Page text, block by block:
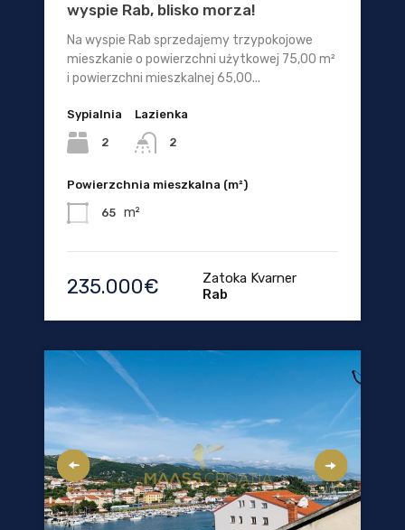
wyspie Rab, blisko morza!
Na wyspie Rab sprzedajemy trzypokojowe
mieszkanie o powierzchni użytkowej 75,00 m²
i powierzchni mieszkalnej 65,00...
Sypialnia
2
Lazienka
2
Powierzchnia mieszkalna (m²)
65 m²
235.000€
Zatoka Kvarner
Rab